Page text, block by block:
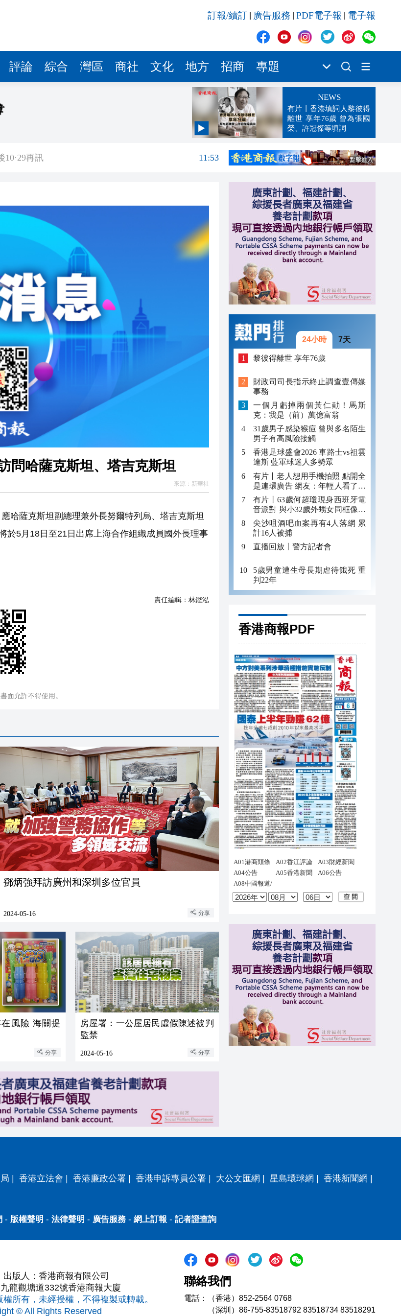
訂報/續訂 廣告服務 PDF電子報 電子報
評論 綜合 灣區 商社 文化 地方 招商 專題
NEWS
有片丨香港填詞人黎彼得
離世 享年76歲 曾為張國
榮、許冠傑等填詞
12:00
再訊
11:53
取寵
婦再入境時被捕
11:10
不顧而去開車逃去
11:07
為張國榮、許冠傑等填詞
問哈薩克斯坦、塔吉克斯坦
來源： 新華社
哈薩克斯坦副總理兼外長努爾特列烏、塔吉克斯坦
於5月18日至21日出席上海合作組織成員國外長理事
責任編輯： 林鏗泓
面允許不得使用。
鄧炳強拜訪廣州和深圳多位官員
2024-05-16 分享
風險 海關提
分享
房屋署：一公屋居民虛假陳述被判
監禁
2024-05-16 分享
24小時 7天
黎彼得離世 享年76歲
財政司司長指示終止調查壹傳媒
事務
一個月虧掉兩個黃仁勛！馬斯
克：我是（前）萬億富翁
31歲男子感染猴痘 曾與多名陌生
男子有高風險接觸
香港足球盛會2026 車路士vs祖雲
達斯 藍軍球迷人多勢眾
有片丨老人想用手機拍照 點開全
是連環廣告 網友：年輕人看了都
迷糊 何況老年人
有片丨63歲何超瓊現身西班牙電
音派對 與小32歲外甥女同框像姐
妹
尖沙咀酒吧血案再有4人落網 累
計16人被捕
直播回放丨警方記者會
5歲男童遭生母長期虐待餓死 重
判22年
香港商報PDF
| 香港立法會 | 香港廉政公署 | 香港申訴專員公署 | 大公文匯網 | 星島環球網 | 香港新聞網 |
- 版權聲明 - 法律聲明 - 廣告服務- 網上訂報 - 記者證查詢
出版人：香港商報有限公司
龍觀塘道332號香港商報大廈
所有，未經授權，不得複製或轉載。
© All Rights Reserved
聯絡我們
電話：（香港）852-2564 0768
（深圳）86-755-83518792 83518734 83518291